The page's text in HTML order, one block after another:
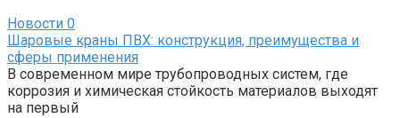
Новости 0
Шаровые краны ПВХ: конструкция, преимущества и
сферы применения
В современном мире трубопроводных систем, где
коррозия и химическая стойкость материалов выходят
на первый